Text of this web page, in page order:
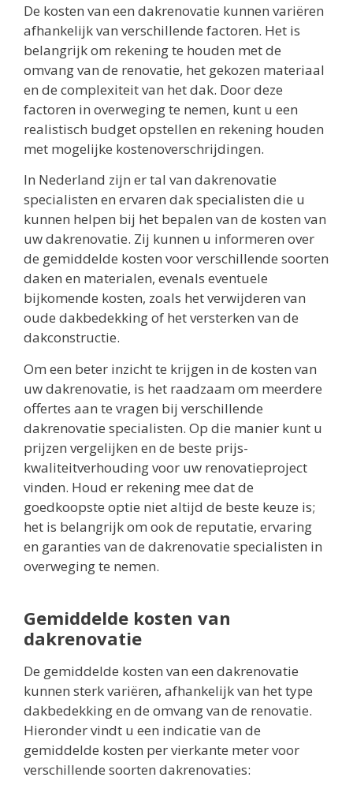
De kosten van een dakrenovatie kunnen variëren
afhankelijk van verschillende factoren. Het is
belangrijk om rekening te houden met de
omvang van de renovatie, het gekozen materiaal
en de complexiteit van het dak. Door deze
factoren in overweging te nemen, kunt u een
realistisch budget opstellen en rekening houden
met mogelijke kostenoverschrijdingen.
In Nederland zijn er tal van dakrenovatie
specialisten en ervaren dak specialisten die u
kunnen helpen bij het bepalen van de kosten van
uw dakrenovatie. Zij kunnen u informeren over
de gemiddelde kosten voor verschillende soorten
daken en materialen, evenals eventuele
bijkomende kosten, zoals het verwijderen van
oude dakbedekking of het versterken van de
dakconstructie.
Om een beter inzicht te krijgen in de kosten van
uw dakrenovatie, is het raadzaam om meerdere
offertes aan te vragen bij verschillende
dakrenovatie specialisten. Op die manier kunt u
prijzen vergelijken en de beste prijs-
kwaliteitverhouding voor uw renovatieproject
vinden. Houd er rekening mee dat de
goedkoopste optie niet altijd de beste keuze is;
het is belangrijk om ook de reputatie, ervaring
en garanties van de dakrenovatie specialisten in
overweging te nemen.
Gemiddelde kosten van
dakrenovatie
De gemiddelde kosten van een dakrenovatie
kunnen sterk variëren, afhankelijk van het type
dakbedekking en de omvang van de renovatie.
Hieronder vindt u een indicatie van de
gemiddelde kosten per vierkante meter voor
verschillende soorten dakrenovaties: